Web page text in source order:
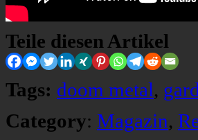
Teile diesen Artikel
Tags: doom metal,
Category: Magazin,